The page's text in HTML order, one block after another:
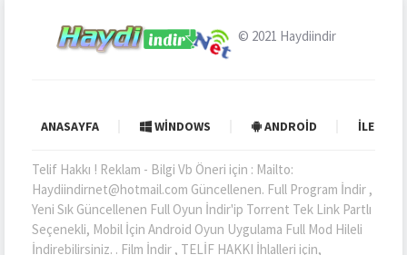
© 2021 Haydiindir
ANASAYFA WINDOWS ANDROID İLETIŞIM
Telif Hakkı ! Reklam - Bilgi Vb Öneri için : Mailto:
Haydiindirnet@hotmail.com Güncellenen. Full Program İndir ,
Yeni Sık Güncellenen Full Oyun İndir'ip Torrent Tek Link Partlı
Seçenekli, Mobil İçin Android Oyun Uygulama Full Mod Hileli
İndirebilirsiniz. . Film İndir , TELİF HAKKI İhlalleri için,